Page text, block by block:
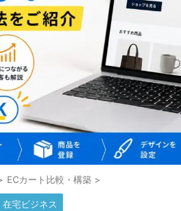
ECカート比較・構築 >
在宅ビジネス